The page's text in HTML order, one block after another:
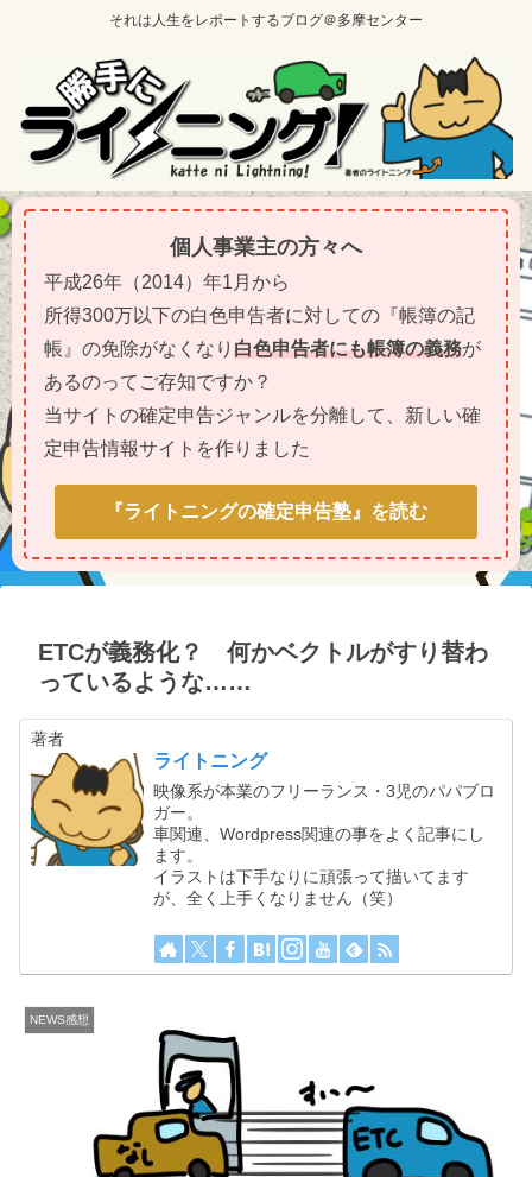
それは人生をレポートするブログ＠多摩センター
個人事業主の方々へ
平成26年（2014）年1月から
所得300万以下の白色申告者に対しての『帳簿の記
帳』の免除がなくなり 白色申告者にも帳簿の義務が
あるのってご存知ですか？
当サイトの確定申告ジャンルを分離して、新しい確
定申告情報サイトを作りました
『ライトニングの確定申告塾』を読む
ETCが義務化？ 何かベクトルがすり替わ
っているような……
著者
ライトニング
映像系が本業のフリーランス・3児のパパブロ
ガー。
車関連、Wordpress関連の事をよく記事にし
ます。
イラストは下手なりに頑張って描いてます
が、全く上手くなりません（笑）
NEWS感想